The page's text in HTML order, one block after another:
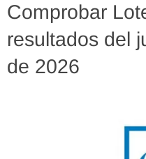
Comprobar
resultados del
de 2026